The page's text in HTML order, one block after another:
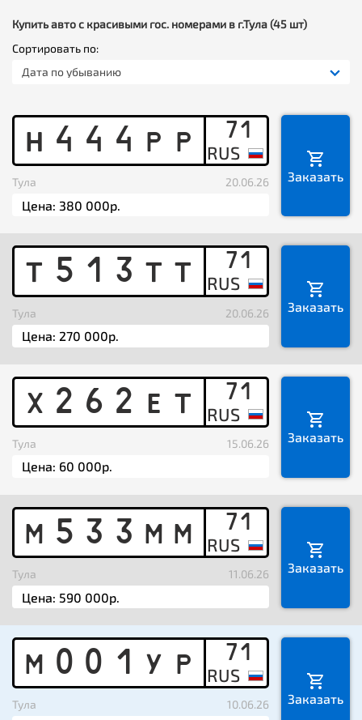
Купить авто с красивыми гос. номерами в г.Тула (45 шт)
Сортировать по:
Дата по убыванию
H 4 4 4 P P 71
Тула 20.06.26 Заказать
T 5 1 3 T T 71
Тула 20.06.26 Заказать
X 2 6 2 E T 71
Тула 15.06.26 Заказать
M 5 3 3 M M 71
Тула 11.06.26 Заказать
M 0 0 1 Y P 71
Тула 10.06.26 Заказать